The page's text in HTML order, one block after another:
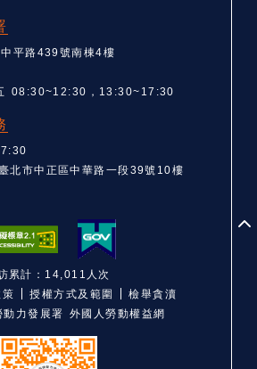
平路439號南棟4樓
08:30~12:30，13:30~17:30
北市中正區中華路一段39號10樓
累計：14,011人次
授權方式及範圍
檢舉貪瀆
動力發展署 外國人勞動權益網